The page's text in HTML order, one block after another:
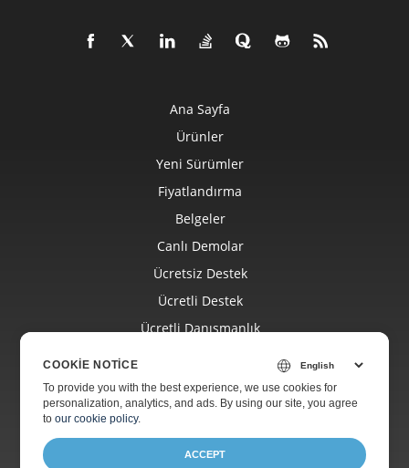
Ana Sayfa
Ürünler
Yeni Sürümler
Fiyatlandırma
Belgeler
Canlı Demolar
Ücretsiz Destek
Ücretli Destek
Ücretli Danışmanlık
Web Siteleri
Hakkında
COOKIE NOTICE
To provide you with the best experience, we use cookies for
personalization, analytics, and ads. By using our site, you agree
toour cookie policy.
ACCEPT